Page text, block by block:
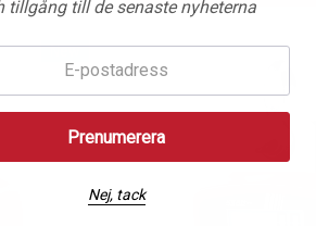
New
tillgång till de senaste nyheterna
Nej, tack